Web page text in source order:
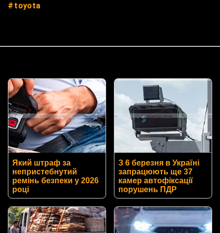
toyota
Який штраф за
непристебнутий
ремінь безпеки у 2026
році
З 6 березня в Україні
запрацюють ще 37
камер автофіксації
порушень ПДР